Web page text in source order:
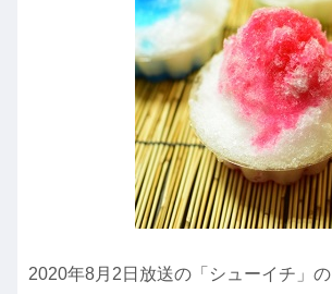
2020年8月2日放送の「シューイチ」の